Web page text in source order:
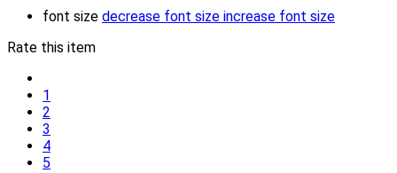
font size decrease font size increase font size
Rate this item
1
2
3
4
5